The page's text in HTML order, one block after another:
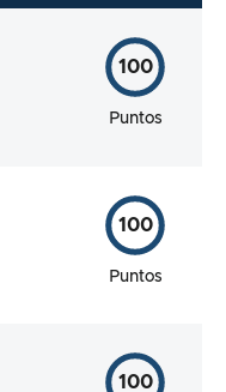
100
Puntos
100
Puntos
100